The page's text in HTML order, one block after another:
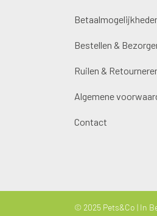
Bestellen &
Ruilen &
Algemene
Contact
© 2025 Pets&Co | In